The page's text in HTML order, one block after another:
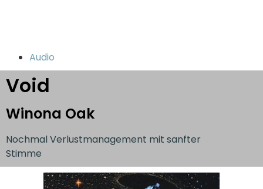
Audio
Void
Winona Oak
Nochmal Verlustmanagement mit sanfter
Stimme